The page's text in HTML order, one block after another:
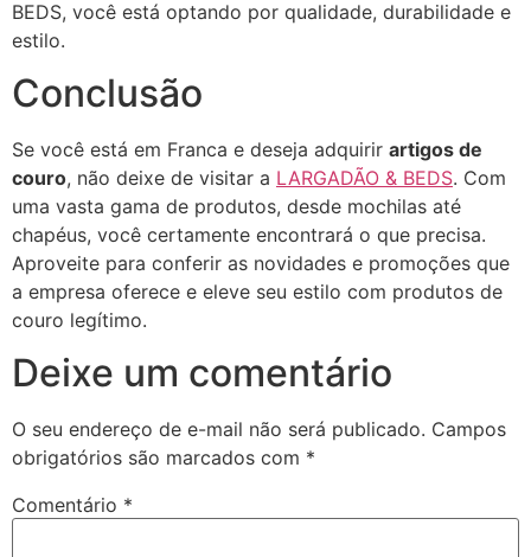
BEDS, você está optando por qualidade, durabilidade e
estilo.
Conclusão
Se você está em Franca e deseja adquirir artigos de
couro, não deixe de visitar a LARGADÃO & BEDS. Com
uma vasta gama de produtos, desde mochilas até
chapéus, você certamente encontrará o que precisa.
Aproveite para conferir as novidades e promoções que
a empresa oferece e eleve seu estilo com produtos de
couro legítimo.
Deixe um comentário
O seu endereço de e-mail não será publicado. Campos
obrigatórios são marcados com *
Comentário *